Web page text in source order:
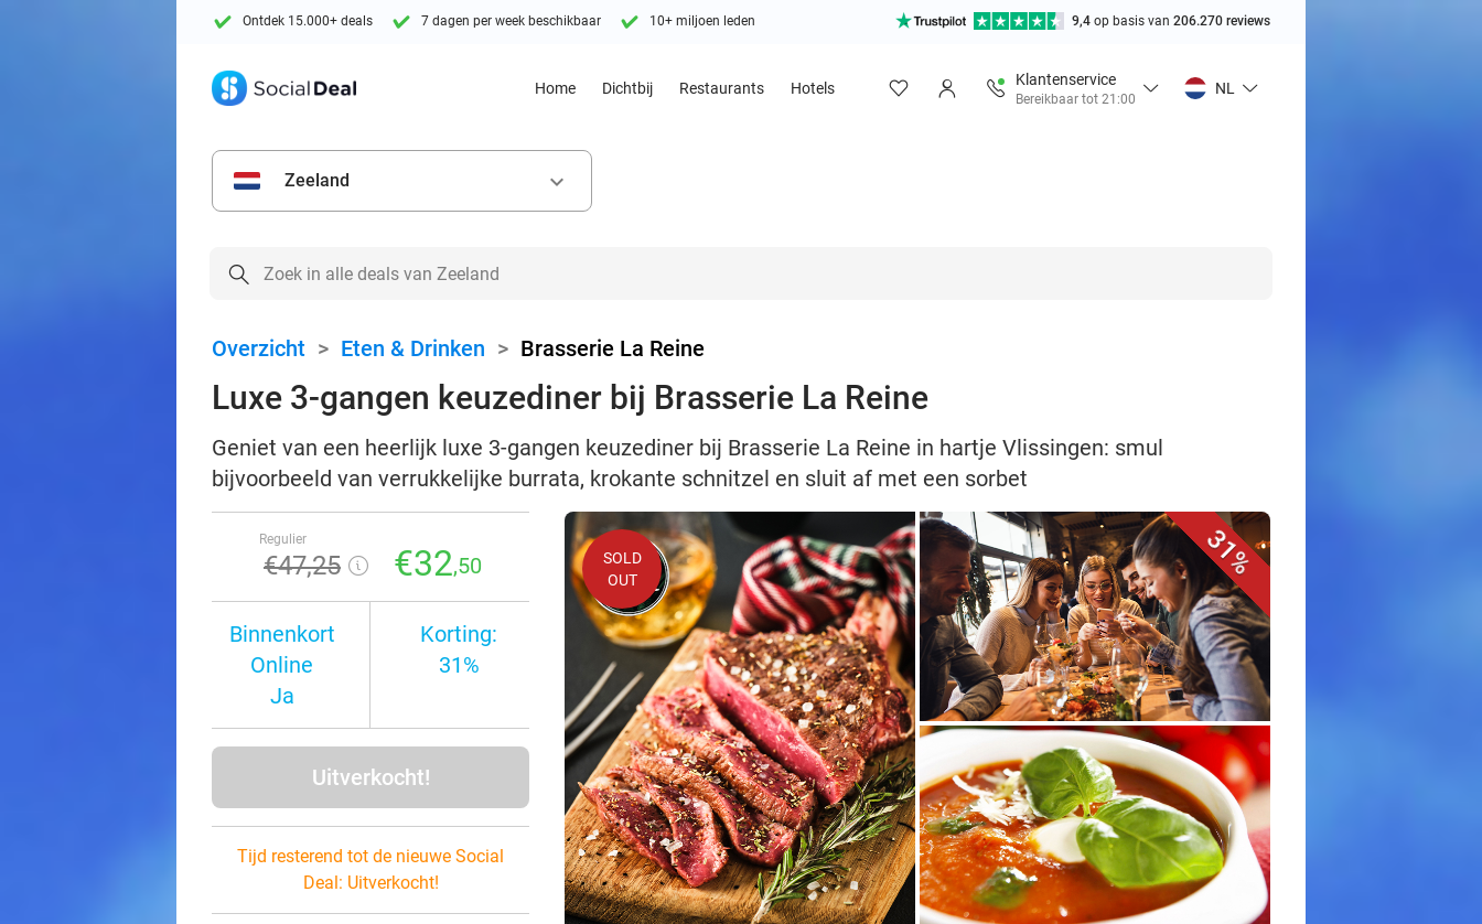
Ontdek 15.000+ deals 7 dagen per week beschikbaar 10+ miljoen leden 9,4 op basis van 206.270 reviews
Home Dichtbij Restaurants Hotels
Klantenservice
Bereikbaar tot 21:00
NL
Zeeland keyboard_arrow_down
Overzicht > Eten & Drinken > Brasserie La Reine
Luxe 3-gangen keuzediner bij Brasserie La Reine
Geniet van een heerlijk luxe 3-gangen keuzediner bij Brasserie La Reine in hartje Vlissingen: smul
bijvoorbeeld van verrukkelijke burrata, krokante schnitzel en sluit af met een sorbet
Regulier
€47,25 €32,50
Binnenkort
Online
Ja
Korting:
31%
Uitverkocht!
Tijd resterend tot de nieuwe Social
Deal: Uitverkocht!
31%
SOLD
OUT